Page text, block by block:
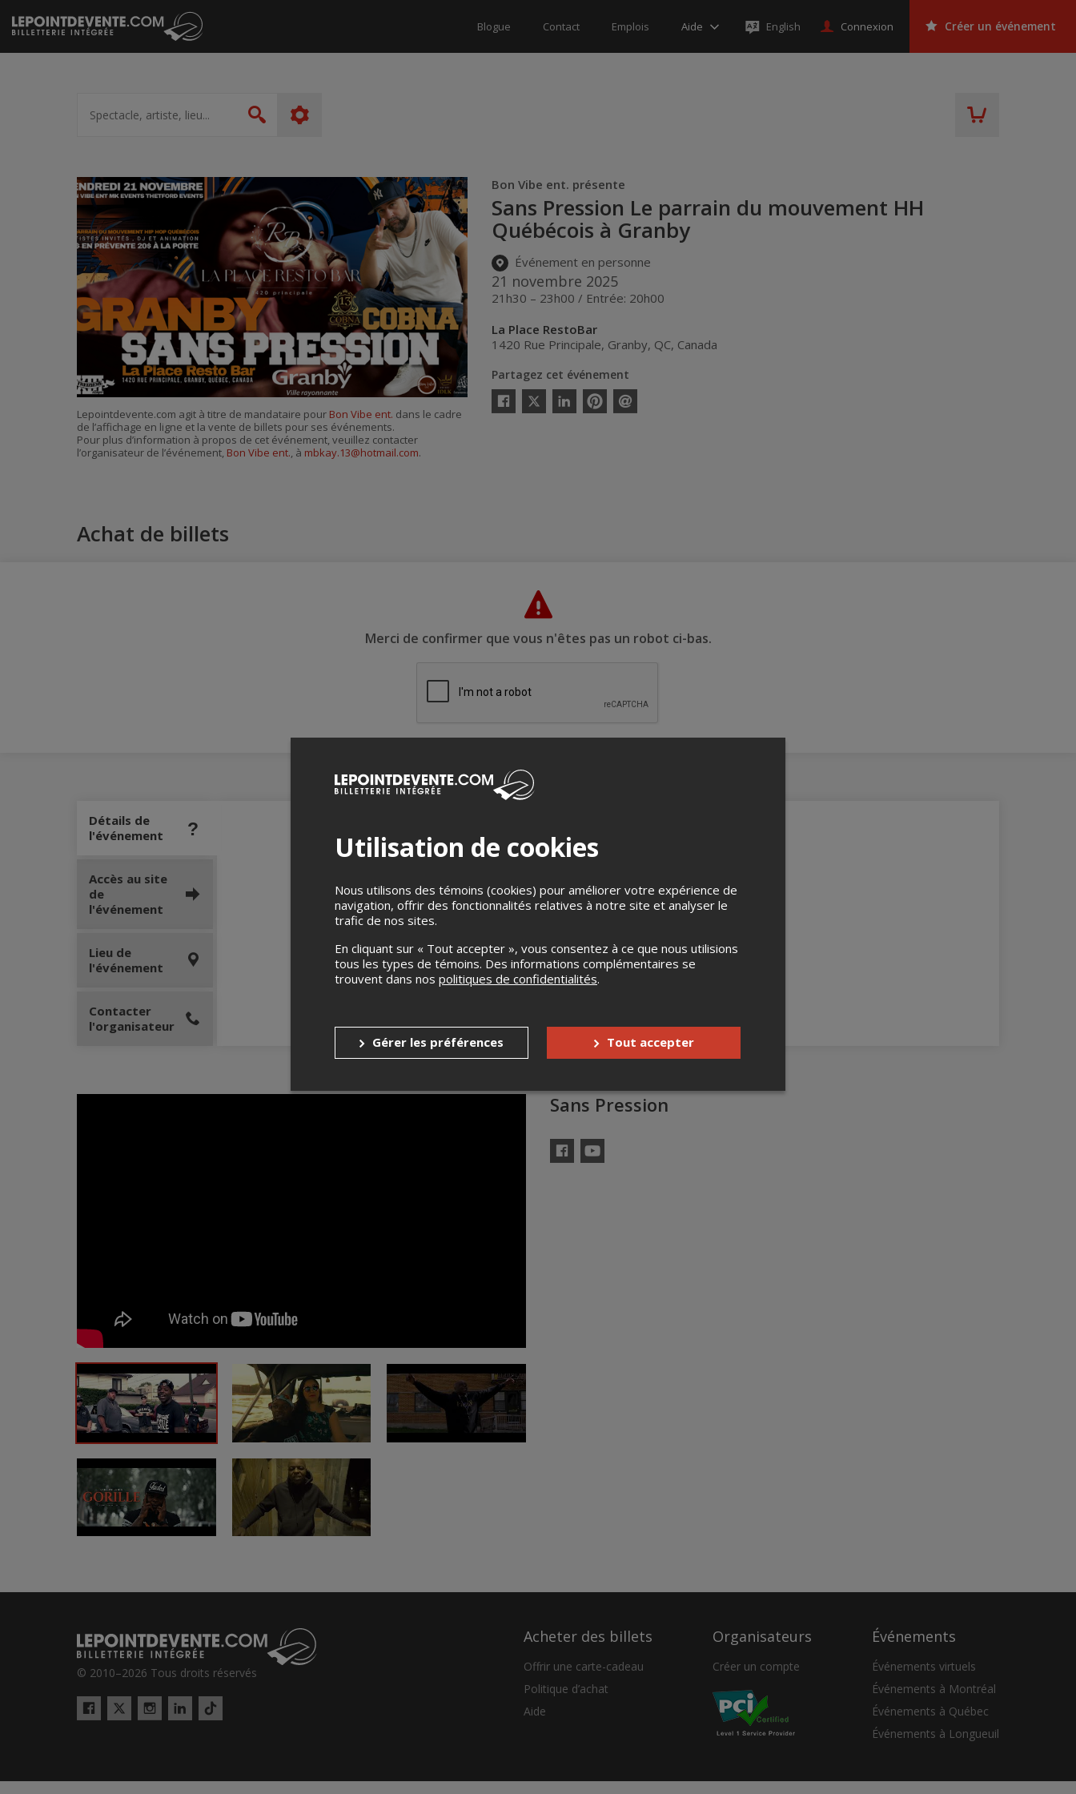
Passer
au
contenu
Blogue Contact Emplois Aide English Connexion Créer un événement
artiste,
lieu...
Rechercher
Bon Vibe ent. présente
Sans Pression Le parrain du mouvement HH
Québécois à Granby
Événement en personne
21 novembre 2025
21h30 – 23h00 / Entrée: 20h00
La Place RestoBar
1420 Rue Principale, Granby, QC, Canada
Partagez cet événement
Facebook
Twitter
LinkedinPinterestEnvoyer
Lepointdevente.com agit à titre de mandataire pour Bon Vibe ent. dans le cadre
de l’affichage en ligne et la vente de billets pour ses événements.
Pour plus d’information à propos de cet événement, veuillez contacter
l’organisateur de l’événement, Bon Vibe ent., à mbkay.13@hotmail.com.
Achat de billets
Merci de confirmer que vous n'êtes pas un robot ci-bas.
Détails de
l'événement
Accès au site
de
l'événement
Lieu de
l'événement
Contacter
l'organisateur
Sans Pression
© 2010–2026 Tous droits réservés
Twitter Tiktok
Acheter des billets
Offrir une carte-cadeau
Politique d’achat
Aide
Organisateurs
Créer un compte
Événements
Événements virtuels
Événements à Montréal
Événements à Québec
Événements à Longueuil
Utilisation de cookies
Nous utilisons des témoins (cookies) pour améliorer votre expérience de
navigation, offrir des fonctionnalités relatives à notre site et analyser le
trafic de nos sites.
En cliquant sur « Tout accepter », vous consentez à ce que nous utilisions
tous les types de témoins. Des informations complémentaires se
trouvent dans nos politiques de confidentialités.
Gérer les préférences Tout accepter